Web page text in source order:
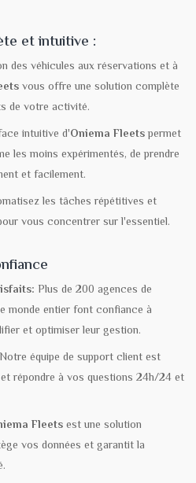
et intuitive :
des véhicules aux réservations et à
vous offre une solution complète
de votre activité.
intuitive d'Oniema Fleetspermet
les moins expérimentés, de prendre
et facilement.
les tâches répétitives et
vous concentrer sur l'essentiel.
Plus de 200 agences de
monde entier font confiance à
et optimiser leur gestion.
Notre équipe de support client est
répondre à vos questions 24h/24 et
Fleetsest une solution
vos données et garantit la